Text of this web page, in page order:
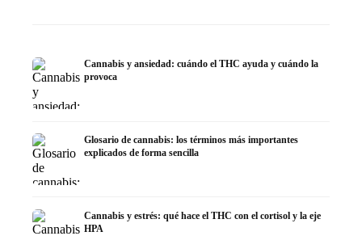
Cannabis y ansiedad: cuándo el THC ayuda y cuándo la
provoca
Glosario de cannabis: los términos más importantes
explicados de forma sencilla
Cannabis y estrés: qué hace el THC con el cortisol y la eje
HPA